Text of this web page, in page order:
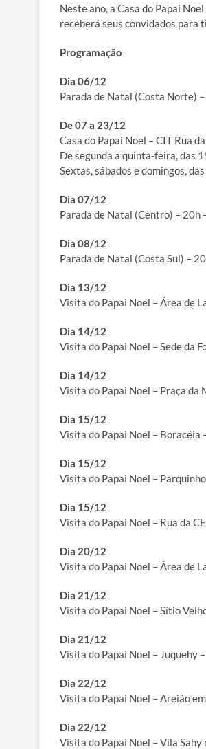
Neste ano, a Casa do Papai
receberá seus convidados para
Programação
Dia 06/12
Parada de Natal (Costa Norte)
De 07 a 23/12
Casa do Papai Noel – CIT Rua
De segunda a quinta-feira, das
Sextas, sábados e domingos,
Dia 07/12
Parada de Natal (Centro) – 20h
Dia 08/12
Parada de Natal (Costa Sul) –
Dia 13/12
Visita do Papai Noel – Área de
Dia 14/12
Visita do Papai Noel – Sede da
Dia 14/12
Visita do Papai Noel – Praça da
Dia 15/12
Visita do Papai Noel – Boracéia
Dia 15/12
Visita do Papai Noel –
Dia 15/12
Visita do Papai Noel – Rua da
Dia 20/12
Visita do Papai Noel – Área de
Dia 21/12
Visita do Papai Noel – Sítio
Dia 21/12
Visita do Papai Noel – Juquehy
Dia 22/12
Visita do Papai Noel – Areião
Dia 22/12
Visita do Papai Noel – Vila